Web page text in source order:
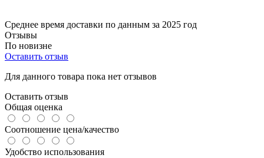
Среднее время доставки по данным за 2025 год
Отзывы
По новизне
Оставить отзыв
Для данного товара пока нет отзывов
Оставить отзыв
Общая оценка
Соотношение цена/качество
Удобство использования